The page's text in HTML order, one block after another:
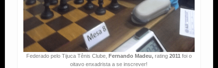
Federado pelo Tijuca Tênis Clube, Fernando Madeu,rating 2011foi o
oitavo enxadrista a se inscrever!